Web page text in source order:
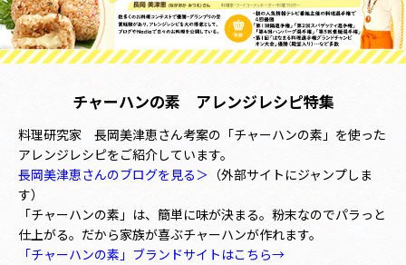
チャーハンの素 アレンジレシピ特集
料理研究家 長岡美津恵さん考案の「チャーハンの素」を使った
アレンジレシピをご紹介しています。
長岡美津恵さんのブログを見る＞ （外部サイトにジャンプしま
す）
「チャーハンの素」は、簡単に味が決まる。粉末なのでパラっと
仕上がる。だから家族が喜ぶチャーハンが作れます。
「チャーハンの素」ブランドサイトはこちら→